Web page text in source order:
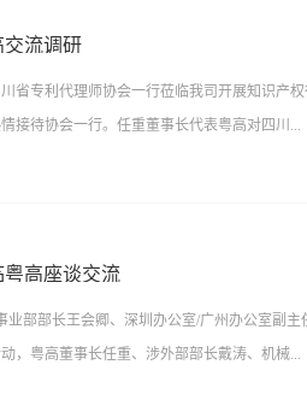
、商标评审案件等十余个维度，建立了系统化
健康发展具有积极意义。获此殊荣，不仅代
许。我们将继续发扬优良传统，秉承诚信经营
益，为提供专业优秀的知识产权服务砥砺前行
交流调研
省专利代理师协会一行莅临我司开展知识产
接待协会一行。任重董事长代表粤高对四川...
作情况。交流会上，单香杰副总经理更是进一
展业务类型。在听完介绍后，四川省专利代
想及案例予以高度评价，双方就行业发展趋势
高座谈交流
部部长王会卿、深圳办公室/广州办公室副
，粤高董事长任重、涉外部部长戴涛、机械...